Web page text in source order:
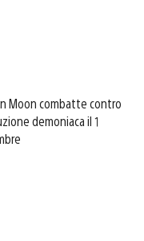
Moon combatte contro
demoniaca il 1